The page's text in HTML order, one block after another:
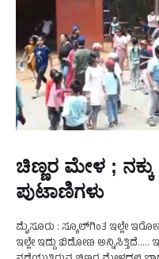
ಚಿಣ್ಣರ ಮೇಳ ;
ಪುಟಾಣಿಗಳು
ಮೈಸೂರು : ಸ್ಕೂಲ್‌ಗಿಂತ ಇಲ್ಲೇ
ಇಲ್ಲೇ ಇದ್ದು ಬಿಡೋಣ